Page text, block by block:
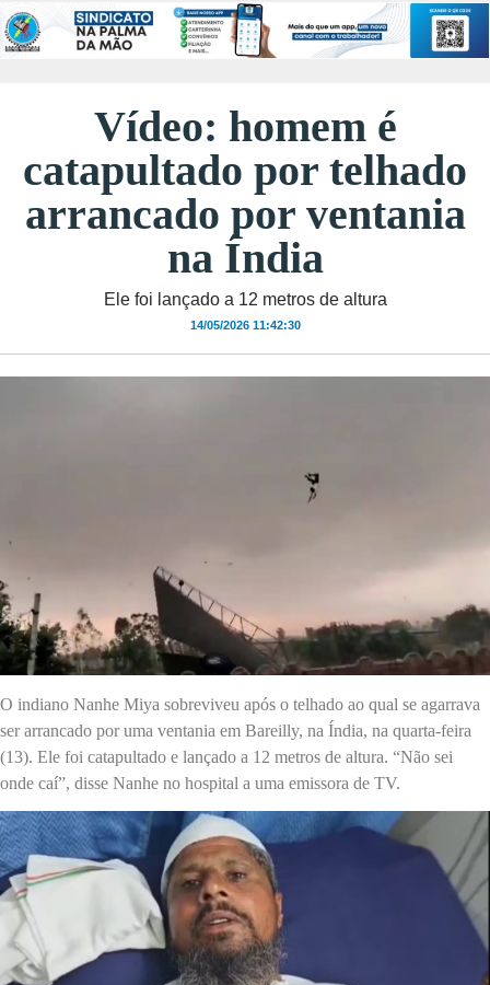
Vídeo: homem é
catapultado por telhado
arrancado por ventania
na Índia
Ele foi lançado a 12 metros de altura
14/05/2026 11:42:30
O indiano Nanhe Miya sobreviveu após o telhado ao qual se agarrava
ser arrancado por uma ventania em Bareilly, na Índia, na quarta-feira
(13). Ele foi catapultado e lançado a 12 metros de altura. “Não sei
onde caí”, disse Nanhe no hospital a uma emissora de TV.